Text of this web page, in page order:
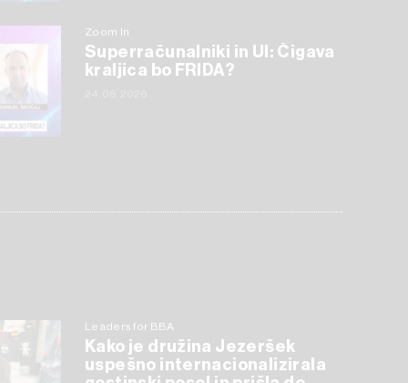
Zoom In
Superračunalniki in UI: Čigava
kraljica bo FRIDA?
Leaders for BBA
Kako je družina Jezeršek
uspešno internacionalizirala